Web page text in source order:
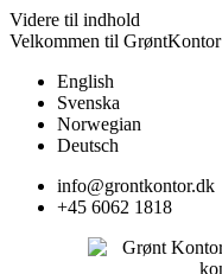
Videre til indhold
Velkommen til GrøntKontor
English
Svenska
Norwegian
Deutsch
info@grontkontor.dk
+45 6062 1818